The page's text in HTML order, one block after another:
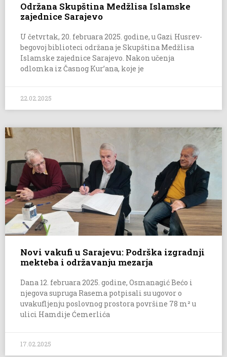
Održana Skupština Medžlisa Islamske
zajednice Sarajevo
U četvrtak, 20. februara 2025. godine, u Gazi Husrev-
begovoj biblioteci održana je Skupština Medžlisa
Islamske zajednice Sarajevo. Nakon učenja
odlomka iz Časnog Kur’ana, koje je
22.02.2025
Novi vakufi u Sarajevu: Podrška izgradnji
mekteba i održavanju mezarja
Dana 12. februara 2025. godine, Osmanagić Bećo i
njegova supruga Rasema potpisali su ugovor o
uvakufljenju poslovnog prostora površine 78 m² u
ulici Hamdije Ćemerlića
17.02.2025